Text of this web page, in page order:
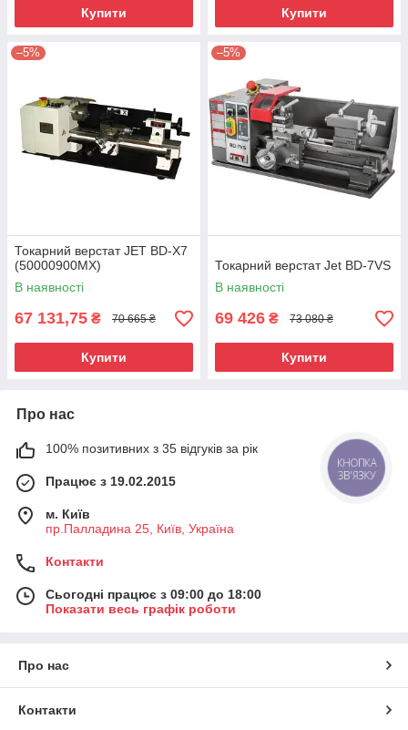
Купити Купити
–5%
Токарний верстат JET BD-X7
(50000900MX)
В наявності
67 131,75 ₴ 70 665 ₴
Купити
–5%
Токарний верстат Jet BD-7VS
В наявності
69 426 ₴ 73 080 ₴
Купити
Про нас
100% позитивних з 35 відгуків за рік
Працює з 19.02.2015
м. Київ
пр.Палладина 25, Київ, Україна
Контакти
Сьогодні працює з 09:00 до 18:00
Показати весь графік роботи
Про нас
Контакти
КНОПКА
ЗВ'ЯЗКУ